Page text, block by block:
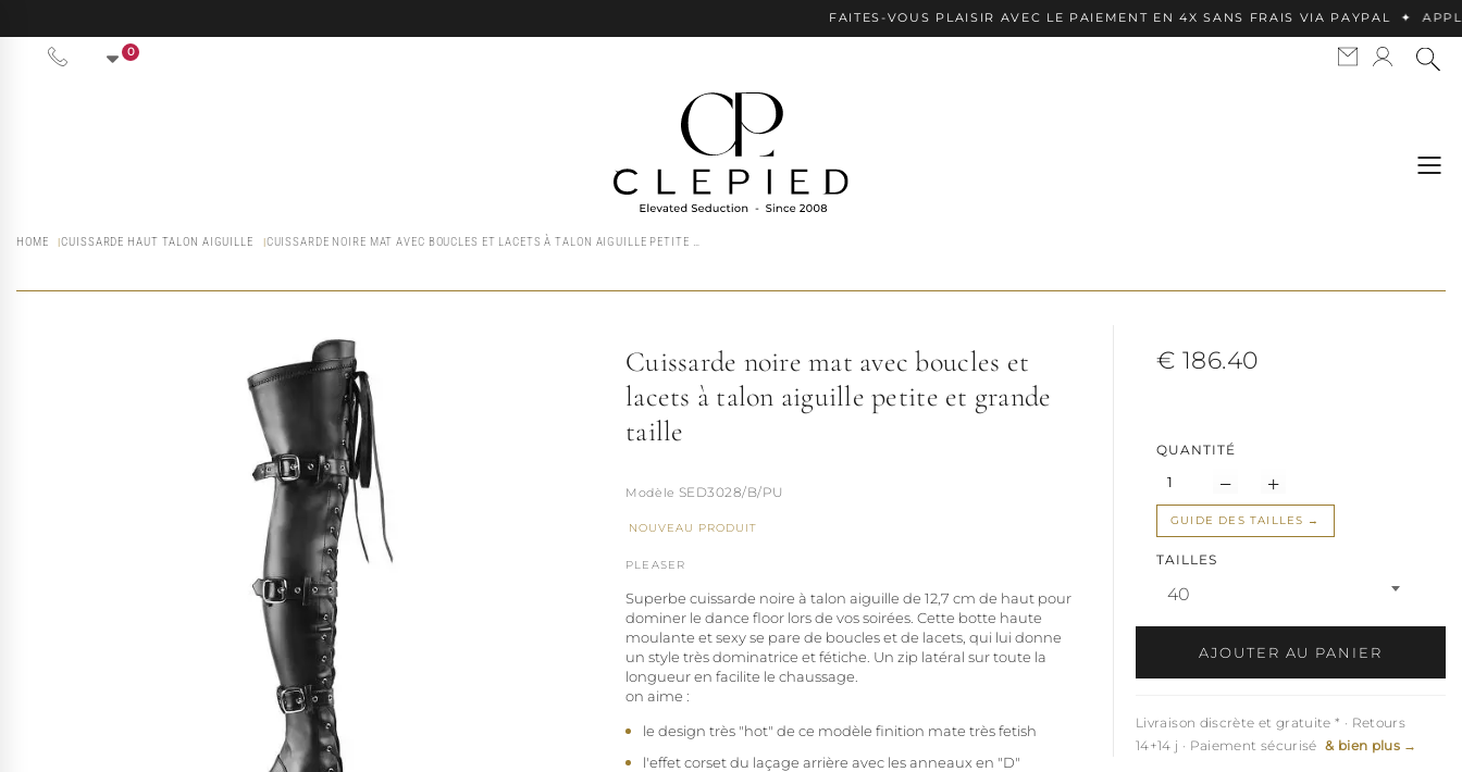
FAITES-VOUS PLAISIR AVEC LE PAIEMENT EN 4X SANS FRAIS VIA PAYPAL ✦ APPLE PAY
0
HOME CUISSARDE HAUT TALON AIGUILLE CUISSARDE NOIRE MAT AVEC BOUCLES ET LACETS À TALON AIGUILLE PETITE ET GRANDE TAILLE
Cuissarde noire mat avec boucles et
lacets à talon aiguille petite et grande
taille
SED3028/B/PU
NOUVEAU PRODUIT
PLEASER
Superbe cuissarde noire à talon aiguille de 12,7 cm de haut pour
dominer le dance floor lors de vos soirées. Cette botte haute
moulante et sexy se pare de boucles et de lacets, qui lui donne
un style très dominatrice et fétiche. Un zip latéral sur toute la
longueur en facilite le chaussage.
on aime :
le design très "hot" de ce modèle finition mate très fetish
l'effet corset du laçage arrière avec les anneaux en "D"
€ 186.40
QUANTITÉ
GUIDE DES TAILLES
TAILLES
40
AJOUTER AU PANIER
Livraison discrète et gratuite * · Retours
14+14 j · Paiement sécurisé & bien plus →